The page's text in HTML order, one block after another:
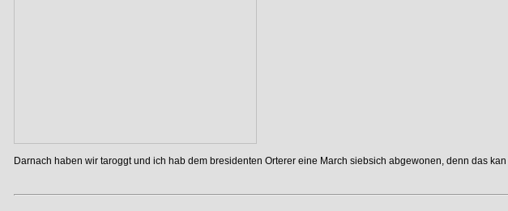
Darnach haben wir taroggt und ich hab dem bresidenten Orterer eine March siebsich abgewonen, denn das